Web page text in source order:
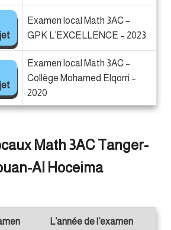
Examen local Math 3AC –
GPK L’EXCELLENCE – 2023
Examen local Math 3AC –
Collège Mohamed Elqorri –
2020
Math 3AC Tanger-
Al Hoceima
L’année de l’examen